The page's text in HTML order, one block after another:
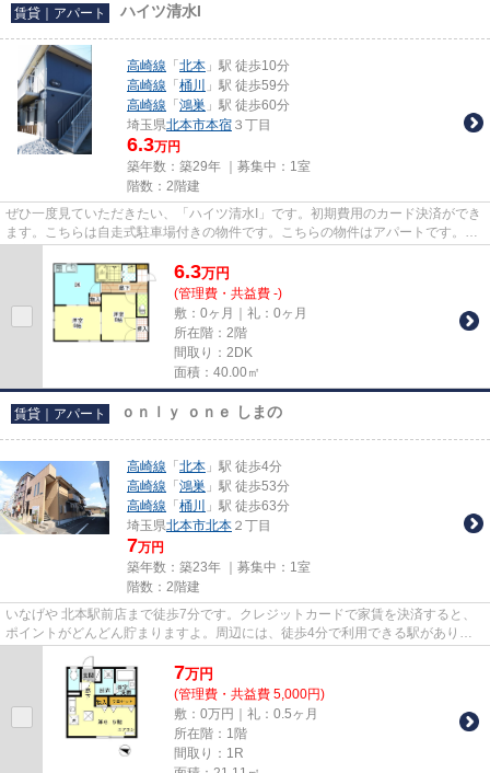
賃貸｜アパート ハイツ清水I
高崎線 「 北本 」駅 徒歩10分
高崎線 「 桶川
」駅 徒歩59分
高崎線 「 鴻巣 」駅 徒歩60分
埼玉県北本市本宿 ３丁目
6.3万円
築年数：築29年 ｜募集中： 1室
階数：2階建
ぜひ一度見ていただきたい、「ハイツ清水I」です。初期費用のカード決済ができ
ます。こちらは自走式駐車場付きの物件です。こちらの物件はアパートです。北
6.3万円
(管理費・共益費 -)
敷：0ヶ月｜礼：0ヶ月
所在階：2階
間取り：2DK
面積：40.00㎡
賃貸｜アパート ｏｎｌｙ ｏｎｅ しまの
高崎線 「 北本 」駅 徒歩4分
高崎線 「 鴻巣 」駅 徒歩53分
高崎線 「 桶川
」駅 徒歩63分
埼玉県北本市北本 ２丁目
7万円
築年数：築23年 ｜募集中： 1室
階数：2階建
いなげや 北本駅前店まで徒歩7分です。クレジットカードで家賃を決済すると、
ポイントがどんどん貯まりますよ。周辺には、徒歩4分で利用できる駅がありま
7万円
(管理費・共益費 5,000円)
敷：0万円｜礼：0.5ヶ月
所在階：1階
間取り：1R